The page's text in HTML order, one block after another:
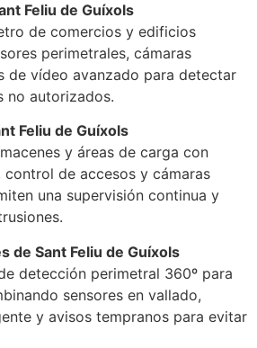
Feliu de Guíxols
de comercios y edificios
perimetrales, cámaras
de vídeo avanzado para detectar
no autorizados.
Feliu de Guíxols
y áreas de carga con
de accesos y cámaras
una supervisión continua y
de Sant Feliu de Guíxols
detección perimetral 360º para
sensores en vallado,
y avisos tempranos para evitar